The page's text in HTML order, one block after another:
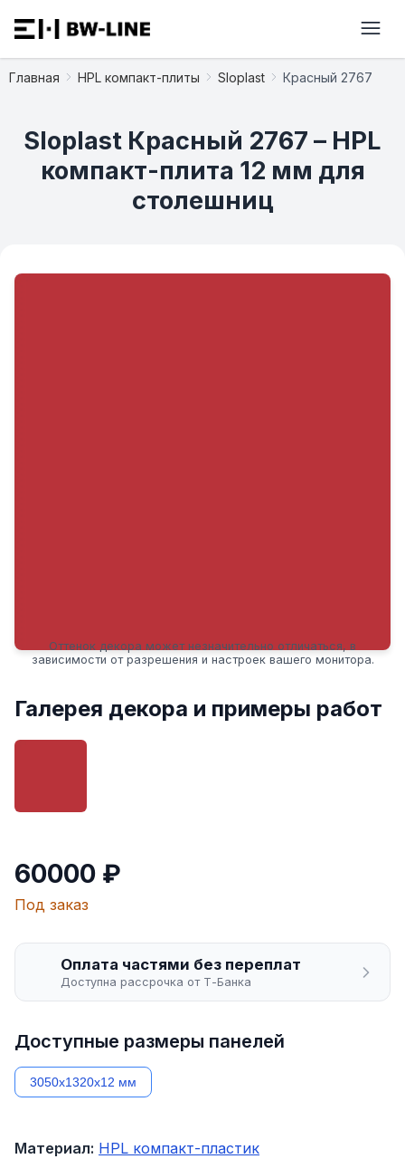
Главная HPL компакт-плиты Sloplast Красный 2767
Sloplast Красный 2767 – HPL
компакт-плита 12 мм для
столешниц
Оттенок декора может незначительно отличаться, в
зависимости от разрешения и настроек вашего монитора.
Галерея декора и примеры работ
60000 ₽
Под заказ
Оплата частями без переплат
Доступна рассрочка от Т-Банка
Доступные размеры панелей
3050х1320х12 мм
Материал: HPL компакт-пластик